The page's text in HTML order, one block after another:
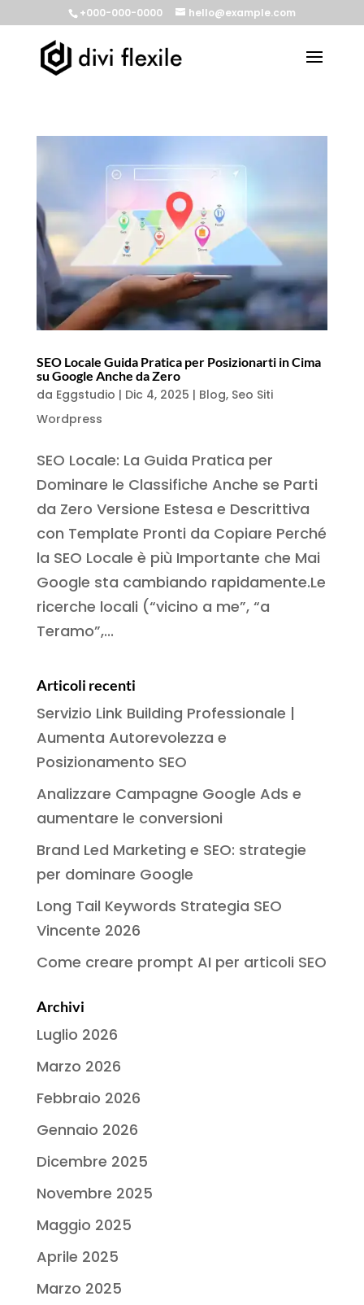
+000-000-0000 hello@example.com
SEO Locale Guida Pratica per Posizionarti in Cima
su Google Anche da Zero
da Eggstudio | Dic 4, 2025 | Blog, Seo Siti
Wordpress
SEO Locale: La Guida Pratica per
Dominare le Classifiche Anche se Parti
da Zero Versione Estesa e Descrittiva
con Template Pronti da Copiare Perché
la SEO Locale è più Importante che Mai
Google sta cambiando rapidamente.Le
ricerche locali (“vicino a me”, “a
Teramo”,...
Articoli recenti
Servizio Link Building Professionale |
Aumenta Autorevolezza e
Posizionamento SEO
Analizzare Campagne Google Ads e
aumentare le conversioni
Brand Led Marketing e SEO: strategie
per dominare Google
Long Tail Keywords Strategia SEO
Vincente 2026
Come creare prompt AI per articoli SEO
Archivi
Luglio 2026
Marzo 2026
Febbraio 2026
Gennaio 2026
Dicembre 2025
Novembre 2025
Maggio 2025
Aprile 2025
Marzo 2025